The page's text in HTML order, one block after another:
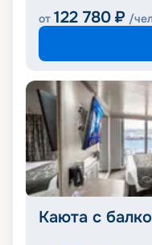
от 122 780 ₽ /чел
Каюта с